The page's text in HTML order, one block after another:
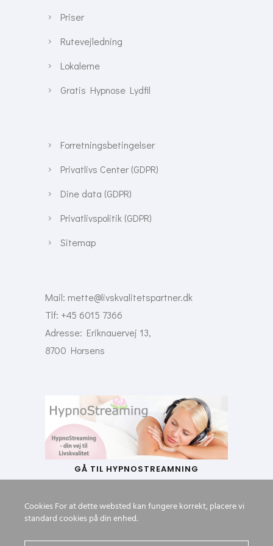
Priser
Rutevejledning
Lokalerne
Gratis Hypnose Lydfil
Forretningsbetingelser
Privatlivs Center (GDPR)
Dine data (GDPR)
Privatlivspolitik (GDPR)
Sitemap
Mail: mette@livskvalitetspartner.dk
Tlf: +45 6015 7366
Adresse: Eriknauervej 13,
8700 Horsens
GÅ TIL HYPNOSTREAMNING
Cookies For at dette websted kan fungere korrekt, placere vi
standard cookies på din enhed.